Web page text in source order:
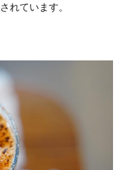
れています。